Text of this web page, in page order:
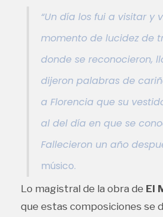
“Un día los fui a visitar y
momento de lucidez de
donde se reconocieron,
dijeron palabras de
a Florencia que su
al del día en que se
Fallecieron un año
músico.
Lo magistral de la obra de El
que estas composiciones se